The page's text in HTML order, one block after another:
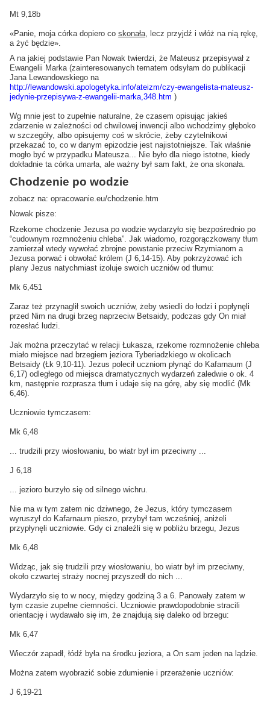
Mt 9,18b
«Panie, moja córka dopiero coskonała , lecz przyjdź i włóż na nią rękę,
a żyć będzie».
A na jakiej podstawie Pan Nowak twierdzi, że Mateusz przepisywał z
Ewangelii Marka (zainteresowanych tematem odsyłam do publikacji
Jana Lewandowskiego na
http://lewandowski.apologetyka.info/ateizm/czy-ewangelista-mateusz-
jedynie-przepisywa-z-ewangelii-marka,348.htm )
Wg mnie jest to zupełnie naturalne, że czasem opisując jakieś
zdarzenie w zależności od chwilowej inwencji albo wchodzimy głęboko
w szczegóły, albo opisujemy coś w skrócie, żeby czytelnikowi
przekazać to, co w danym epizodzie jest najistotniejsze. Tak właśnie
mogło być w przypadku Mateusza... Nie było dla niego istotne, kiedy
dokładnie ta córka umarła, ale ważny był sam fakt, że ona skonała.
Chodzenie po wodzie
zobacz na: opracowanie.eu/chodzenie.htm
Nowak pisze:
Rzekome chodzenie Jezusa po wodzie wydarzyło się bezpośrednio po
“cudownym rozmnożeniu chleba”. Jak wiadomo, rozgorączkowany tłum
zamierzał wtedy wywołać zbrojne powstanie przeciw Rzymianom a
Jezusa porwać i obwołać królem (J 6,14-15). Aby pokrzyżować ich
plany Jezus natychmiast izoluje swoich uczniów od tłumu:
Mk 6,451
Zaraz też przynaglił swoich uczniów, żeby wsiedli do łodzi i popłynęli
przed Nim na drugi brzeg naprzeciw Betsaidy, podczas gdy On miał
rozesłać ludzi.
Jak można przeczytać w relacji Łukasza, rzekome rozmnożenie chleba
miało miejsce nad brzegiem jeziora Tyberiadzkiego w okolicach
Betsaidy (Łk 9,10-11). Jezus polecił uczniom płynąć do Kafarnaum (J
6,17) odległego od miejsca dramatycznych wydarzeń zaledwie o ok. 4
km, następnie rozprasza tłum i udaje się na górę, aby się modlić (Mk
6,46).
Uczniowie tymczasem:
Mk 6,48
... trudzili przy wiosłowaniu, bo wiatr był im przeciwny ...
J 6,18
... jezioro burzyło się od silnego wichru.
Nie ma w tym zatem nic dziwnego, że Jezus, który tymczasem
wyruszył do Kafarnaum pieszo, przybył tam wcześniej, aniżeli
przypłynęli uczniowie. Gdy ci znaleźli się w pobliżu brzegu, Jezus
Mk 6,48
Widząc, jak się trudzili przy wiosłowaniu, bo wiatr był im przeciwny,
około czwartej straży nocnej przyszedł do nich ...
Wydarzyło się to w nocy, między godziną 3 a 6. Panowały zatem w
tym czasie zupełne ciemności. Uczniowie prawdopodobnie stracili
orientację i wydawało się im, że znajdują się daleko od brzegu:
Mk 6,47
Wieczór zapadł, łódź była na środku jeziora, a On sam jeden na lądzie.
Można zatem wyobrazić sobie zdumienie i przerażenie uczniów:
J 6,19-21